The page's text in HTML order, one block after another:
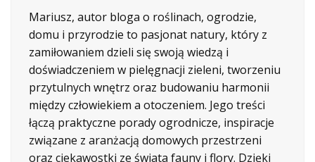
Mariusz, autor bloga o roślinach, ogrodzie,
domu i przyrodzie to pasjonat natury, który z
zamiłowaniem dzieli się swoją wiedzą i
doświadczeniem w pielęgnacji zieleni, tworzeniu
przytulnych wnętrz oraz budowaniu harmonii
między człowiekiem a otoczeniem. Jego treści
łączą praktyczne porady ogrodnicze, inspiracje
związane z aranżacją domowych przestrzeni
oraz ciekawostki ze świata fauny i flory. Dzięki